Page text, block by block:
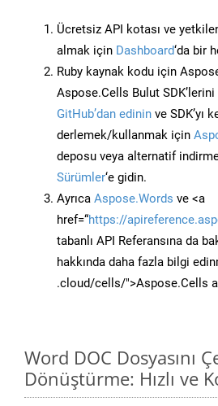
Ücretsiz API kotası ve
almak için Dashboard‘da bir
Ruby kaynak kodu için
Aspose.Cells Bulut SDK’lerini
GitHub’dan edinin ve SDK’yı
derlemek/kullanmak için
deposu veya alternatif
Sürümler‘e gidin.
Ayrıca Aspose.Words ve <a
href=“https://
tabanlı API Referansına da
hakkında daha fazla bilgi
.cloud/cells/">Aspose.Cells
Word DOC Dosyasını
Dönüştürme: Hızlı ve